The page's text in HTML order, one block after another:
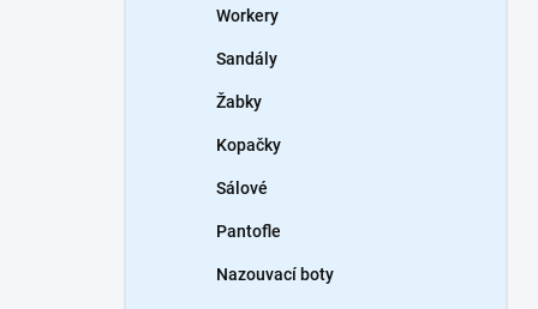
Workery
Sandály
Žabky
Kopačky
Sálové
Pantofle
Nazouvací boty